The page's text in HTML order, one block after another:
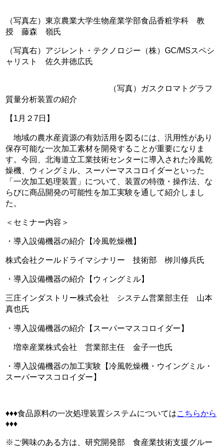
（写真左）東京農業大学生物産業学部食品香粧学科 教
授 藤森 嶺氏
（写真右）アジレント・テクノロジー（株）GC/MSスペシ
ャリスト 佐久井徳広氏
（写真）ガスクロマトグラフ
質量分析装置の紹介
【1月２7日】
地域の農水産資源の有効活用を図るには、汎用性があり
保存可能な一次加工素材を開発することが重要になりま
す。今回、北海道立工業技術センターに導入された冷風乾
燥機、ウィングミル、スーパーマスコロイダーといった
「一次加工処理装置」について、装置の特徴・操作法、な
らびに商品開発の可能性を加工実験を通して紹介しまし
た。
＜セミナー内容＞
・導入設備機器の紹介【冷風乾燥機】
株式会社クールドライマシナリー 技術部 栁川修兵氏
・導入設備機器の紹介【ウィングミル】
三庄インダストリー株式会社 システム営業部主任 山本
真也氏
・導入設備機器の紹介【スーパーマスコロイダー】
増幸産業株式会社 営業部主任 金子一也氏
・導入設備機器の加工実験【冷風乾燥機・ウイングミル・
スーパーマスコロイダー】
♦♦♦食品原料の一次処理装置システムについてはこちらから
♦♦♦
※ご興味のある方は、研究開発部 食産業技術支援グルー